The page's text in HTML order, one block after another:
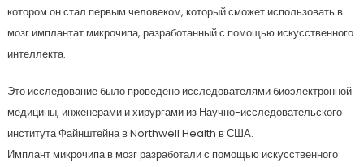
котором он стал первым человеком, который сможет использовать в
мозг имплантат микрочипа, разработанный с помощью искусственного
интеллекта.
Это исследование было проведено исследователями биоэлектронной
медицины, инженерами и хирургами из Научно-исследовательского
института Файнштейна в Northwell Health в США.
Имплант микрочипа в мозг разработали с помощью искусственного